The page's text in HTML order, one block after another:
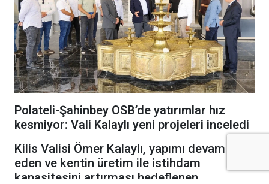
Polateli-Şahinbey OSB’de yatırımlar hız
kesmiyor: Vali Kalaylı yeni projeleri inceledi
Kilis Valisi Ömer Kalaylı, yapımı devam
eden ve kentin üretim ile istihdam
kapasitesini artırması hedeflenen